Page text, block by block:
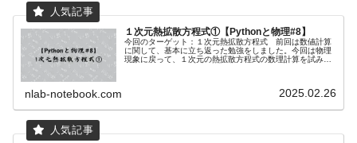
１次元熱拡散方程式①【Pythonと物理#8】
今回のターゲット：１次元熱拡散方程式 前回は数値計算
に関して、基本に立ち返った勉強をしました。今回は物理
現象に戻って、１次元の熱拡散方程式の数理計算を試みま
nlab-notebook.com 2025.02.26